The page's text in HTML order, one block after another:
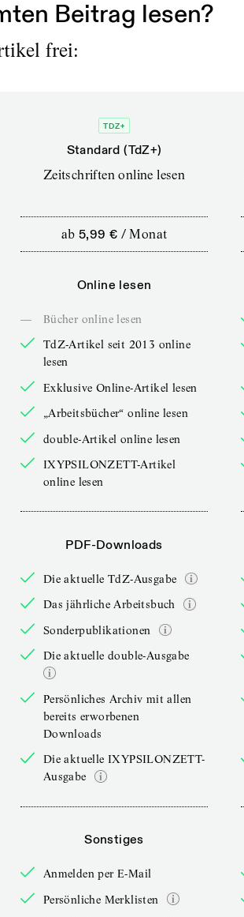
Beitrag lesen?
frei:
TDZ+
Standard (TdZ+)
Zeitschriften online lesen
ab 5,99 € /Monat
Online lesen
—
Bücher online lesen
TdZ-Artikel seit 2013 online
lesen
Exklusive Online-Artikel lesen
„Arbeitsbücher“ online lesen
double-Artikel online lesen
IXYPSILONZETT-Artikel
online lesen
PDF-Downloads
Die aktuelle TdZ-Ausgabe
Das jährliche Arbeitsbuch
Sonderpublikationen
Die aktuelle double-Ausgabe
Persönliches Archiv mit allen
bereits erworbenen
Downloads
Die aktuelle IXYPSILONZETT-
Ausgabe
Sonstiges
Anmelden per E-Mail
Persönliche Merklisten